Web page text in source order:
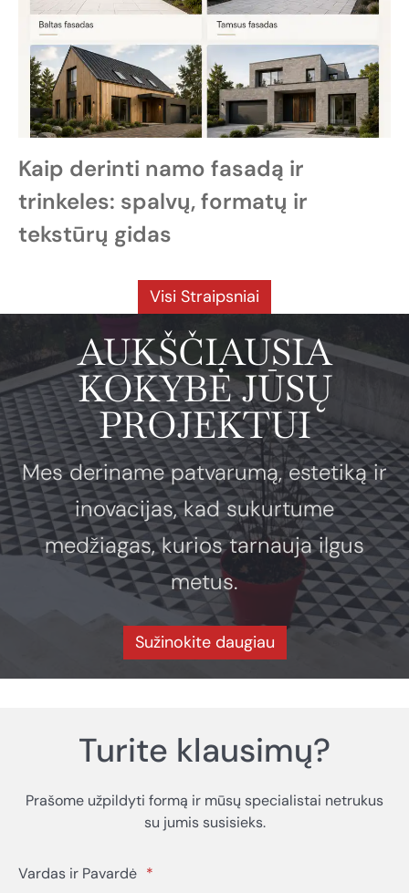
Kaip derinti namo fasadą ir
trinkeles: spalvų, formatų ir
tekstūrų gidas
Visi Straipsniai
AUKŠČIAUSIA
KOKYBĖ JŪSŲ
PROJEKTUI
Mes deriname patvarumą, estetiką ir
inovacijas, kad sukurtume
medžiagas, kurios tarnauja ilgus
metus.
Sužinokite daugiau
Turite klausimų?
Prašome užpildyti formą ir mūsų specialistai netrukus
su jumis susisieks.
Vardas ir Pavardė *